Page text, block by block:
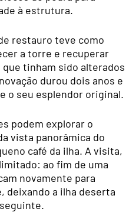
à estrutura.
restauro teve como
a torre e recuperar
tinham sido alterados
durou dois anos e
o seu esplendor original.
podem explorar o
vista panorâmica do
café da ilha. A visita,
ao fim de uma
novamente para
deixando a ilha deserta